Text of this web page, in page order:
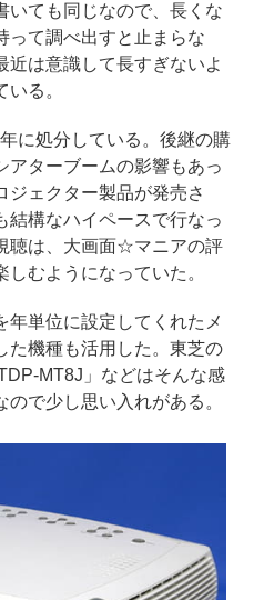
いても同じなので、長くな
って調べ出すと止まらな
近は意識して長すぎないよ
る。
に処分している。後継の購
アターブームの影響もあっ
ジェクター製品が発売さ
構なハイペースで行なっ
聴は、大画面☆マニアの評
むようになっていた。
年単位に設定してくれたメ
た機種も活用した。東芝の
MT8J」などはそんな感
で少し思い入れがある。